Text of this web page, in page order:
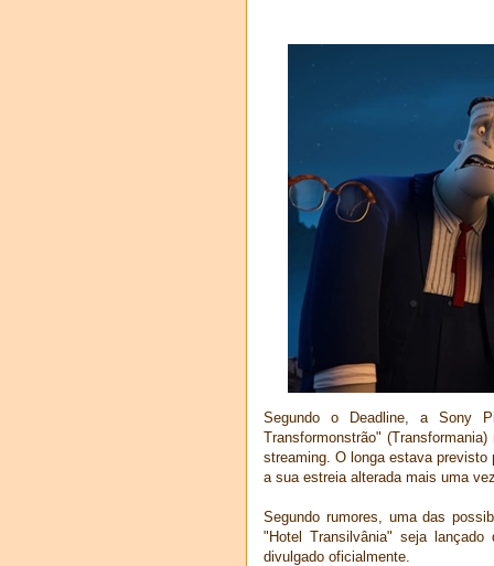
Segundo o Deadline, a Sony
Transformonstrão"
streaming. O longa estava
a sua estreia alterada mais uma
Segundo rumores, uma das
"Hotel Transilvânia" seja
divulgado oficialmente.